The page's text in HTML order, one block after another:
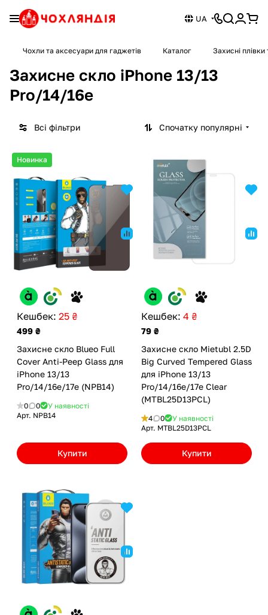
UA
Чохли та аксесуари для гаджетів Каталог Захисні
Захисне скло iPhone 13/13
Pro/14/16e
Всі фільтри Спочатку популярні
Новинка
Кешбек: 25 ₴
499 ₴
Захисне скло Blueo Full
Cover Anti-Peep Glass для
iPhone 13/13
Pro/14/16e/17e (NPB14)
0 0
У наявності
Арт. NPB14
Купити
Кешбек: 4 ₴
79 ₴
Захисне скло Mietubl 2.5D
Big Curved Tempered Glass
для iPhone 13/13
Pro/14/16e/17e Clear
(MTBL25D13PCL)
4 0
У наявності
Арт. MTBL25D13PCL
Купити